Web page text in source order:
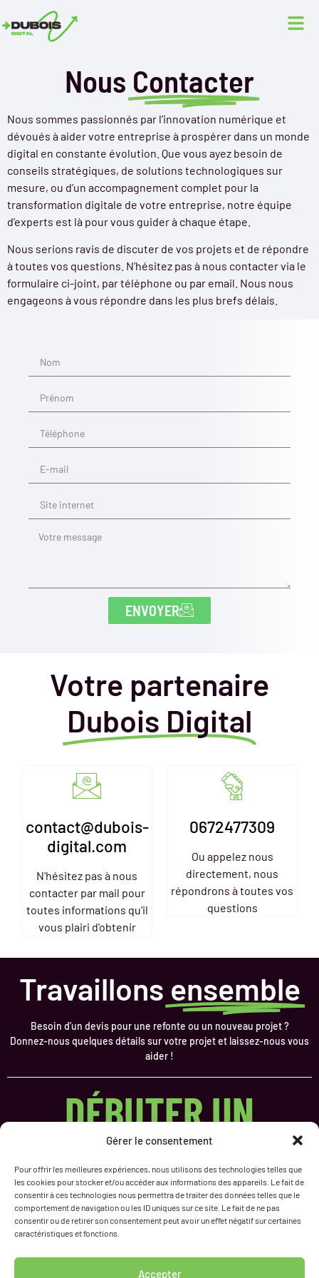
Gérer le consentement
Pour offrir les meilleures expériences, nous utilisons des technologies telles que
les cookies pour stocker et/ou accéder aux informations des appareils. Le fait de
consentir à ces technologies nous permettra de traiter des données telles que le
comportement de navigation ou les ID uniques sur ce site. Le fait de ne pas
consentir ou de retirer son consentement peut avoir un effet négatif sur certaines
caractéristiques et fonctions.
Accepter
Nous Contacter
Nous sommes passionnés par l’innovation numérique et
dévoués à aider votre entreprise à prospérer dans un monde
digital en constante évolution. Que vous ayez besoin de
conseils stratégiques, de solutions technologiques sur
mesure, ou d’un accompagnement complet pour la
transformation digitale de votre entreprise, notre équipe
d’experts est là pour vous guider à chaque étape.
Nous serions ravis de discuter de vos projets et de répondre
à toutes vos questions. N’hésitez pas à nous contacter via le
formulaire ci-joint, par téléphone ou par email. Nous nous
engageons à vous répondre dans les plus brefs délais.
ENVOYER
Votre partenaire
Dubois Digital
contact@dubois-
digital.com
N'hésitez pas à nous
contacter par mail pour
toutes informations qu'il
vous plairi d'obtenir
0672477309
Ou appelez nous
directement, nous
répondrons à toutes vos
questions
Travaillons ensemble
Besoin d’un devis pour une refonte ou un nouveau projet ?
Donnez-nous quelques détails sur votre projet et laissez-nous vous
aider !
DÉBUTER UN
PROJET
NAVIGATION
Site Vitrine
Portfolio